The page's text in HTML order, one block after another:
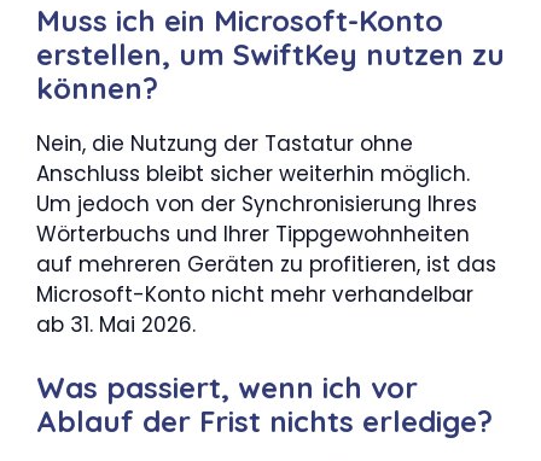
Muss ich ein Microsoft-Konto
erstellen, um SwiftKey nutzen zu
können?
Nein, die Nutzung der Tastatur ohne
Anschluss bleibt sicher weiterhin möglich.
Um jedoch von der Synchronisierung Ihres
Wörterbuchs und Ihrer Tippgewohnheiten
auf mehreren Geräten zu profitieren, ist das
Microsoft-Konto nicht mehr verhandelbar
ab 31. Mai 2026.
Was passiert, wenn ich vor
Ablauf der Frist nichts erledige?